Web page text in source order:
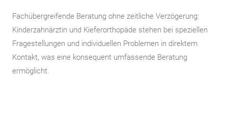
Fachübergreifende Beratung ohne zeitliche Verzögerung:
Kinderzahnärztin und Kieferorthopäde stehen bei speziellen
Fragestellungen und individuellen Problemen in direktem
Kontakt, was eine konsequent umfassende Beratung
ermöglicht.